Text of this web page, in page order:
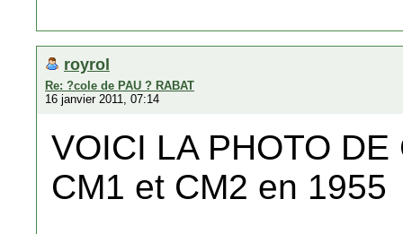
royrol
Re: ?cole de PAU ? RABAT
16 janvier 2011, 07:14
VOICI LA PHOTO
CM1 et CM2 en 1955